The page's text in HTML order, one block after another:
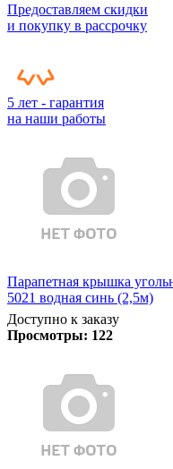
Предоставляем скидки
и покупку в рассрочку
5 лет - гарантия
на наши работы
Парапетная крышка
5021 водная синь (2,5м)
Доступно к заказу
Просмотры: 122